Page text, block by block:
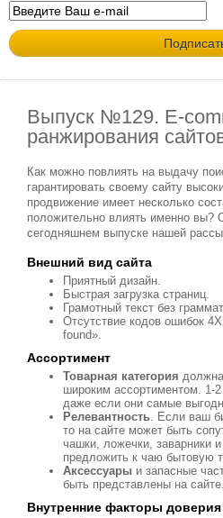
Выпуск №129. E-
ранжирования
Как можно повлиять на выдачу
гарантировать своему сайту
продвижение имеет несколько
положительно влиять именно вы?
сегодняшнем выпуске нашей
Внешний вид сайта
Приятный дизайн.
Быстрая загрузка страниц.
Грамотный текст без
Отсутствие кодов ошибок
found».
Ассортимент
Товарная категория
широким ассортиментом. 1-2
даже если они самые
Релевантность. Если ваш
то на сайте может быть
чашки, ложечки, заварники
предложить к чаю бытовую
Аксессуары и запасные
быть представлены на сайте.
Внутренние факторы доверия